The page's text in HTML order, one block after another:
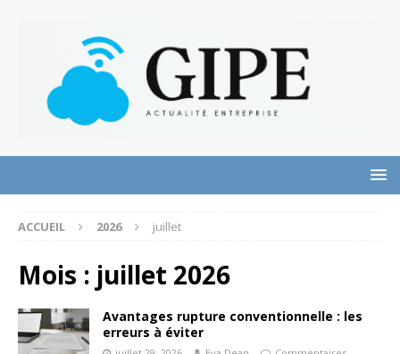
ACCUEIL 2026 juillet
Mois : juillet 2026
Avantages rupture conventionnelle : les
erreurs à éviter